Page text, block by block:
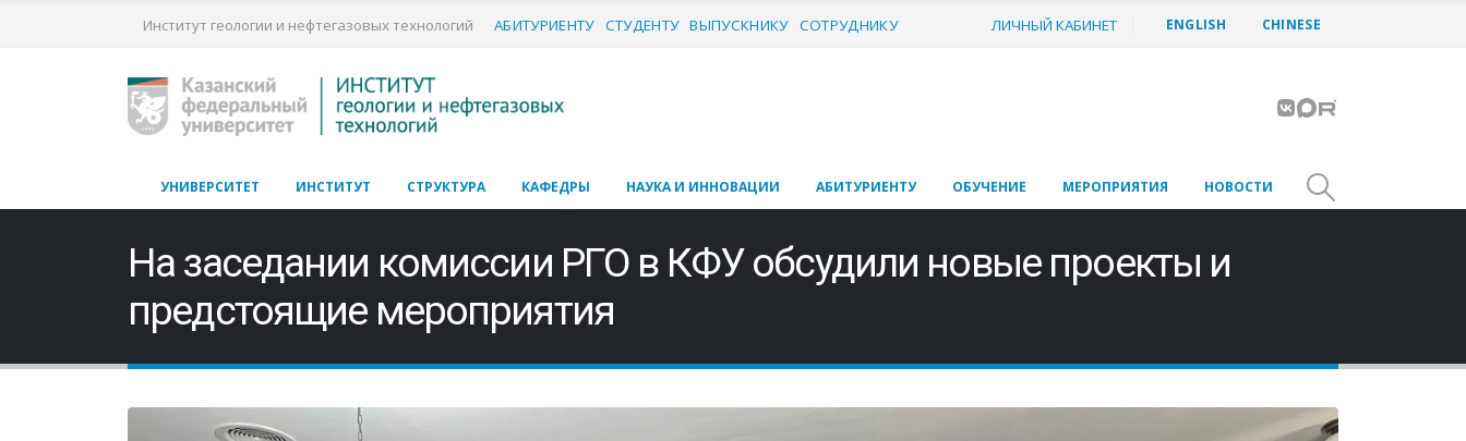
Институт геологии и нефтегазовых технологий АБИТУРИЕНТУ СТУДЕНТУ ВЫПУСКНИКУ СОТРУДНИКУ ЛИЧНЫЙ КАБИНЕТ ENGLISH CHINESE
УНИВЕРСИТЕТ ИНСТИТУТ СТРУКТУРА КАФЕДРЫ НАУКА И ИННОВАЦИИ АБИТУРИЕНТУ ОБУЧЕНИЕ МЕРОПРИЯТИЯ НОВОСТИ
На заседании комиссии РГО в КФУ обсудили новые проекты и
предстоящие мероприятия